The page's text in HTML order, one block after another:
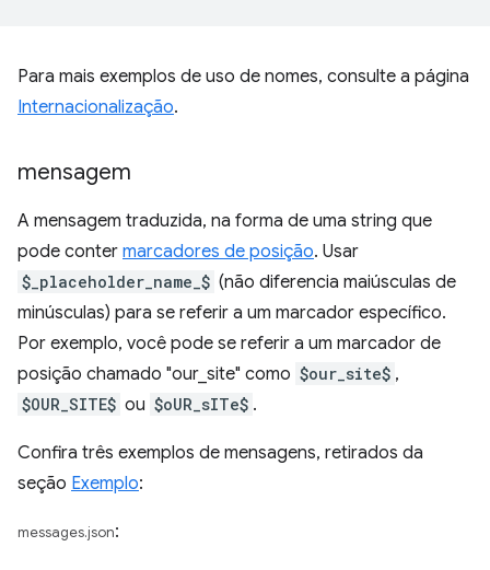
Para mais exemplos de uso de nomes, consulte a página
Internacionalização.
mensagem
A mensagem traduzida, na forma de uma string que
pode conter marcadores de posição. Usar
$_placeholder_name_$ (não diferencia maiúsculas de
minúsculas) para se referir a um marcador específico.
Por exemplo, você pode se referir a um marcador de
posição chamado "our_site" como $our_site$ ,
$OUR_SITE$ ou $oUR_sITe$ .
Confira três exemplos de mensagens, retirados da
seção Exemplo:
messages.json: